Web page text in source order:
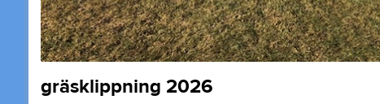
gräsklippning 2026